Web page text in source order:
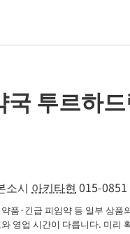
국 투르하
소시 아키타현 015-0851
품·긴급 피임약 등 일부 상품
영업 시간이 다릅니다. 미리